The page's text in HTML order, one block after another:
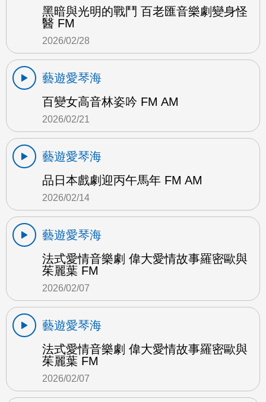
黑暗與光明的戰鬥 百老匯音樂劇變身怪
醫 FM
2026/02/28
藝遊愛琴海
百變女高音林姿吟 FM AM
2026/02/21
藝遊愛琴海
品日本戲劇迎丙午馬年 FM AM
2026/02/14
藝遊愛琴海
法式愛情音樂劇 偉大愛情故事羅密歐與
茱麗葉 FM
2026/02/07
藝遊愛琴海
法式愛情音樂劇 偉大愛情故事羅密歐與
茱麗葉 FM
2026/02/07